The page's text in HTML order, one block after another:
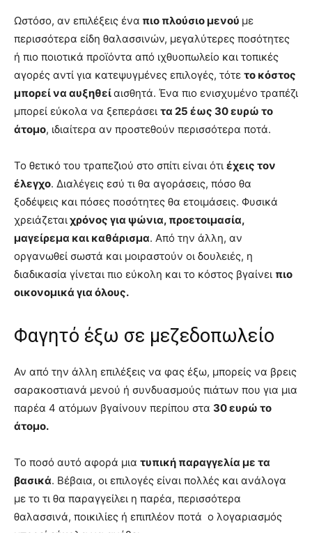
Ωστόσο, αν επιλέξεις ένα πιο πλούσιο μενού με
περισσότερα είδη θαλασσινών, μεγαλύτερες ποσότητες
ή πιο ποιοτικά προϊόντα από ιχθυοπωλείο και τοπικές
αγορές αντί για κατεψυγμένες επιλογές, τότε το κόστος
μπορεί να αυξηθείαισθητά. Ένα πιο ενισχυμένο τραπέζι
μπορεί εύκολα να ξεπεράσει τα 25 έως 30 ευρώ το
άτομο, ιδιαίτερα αν προστεθούν περισσότερα ποτά.
Το θετικό του τραπεζιού στο σπίτι είναι ότι έχεις τον
έλεγχο. Διαλέγεις εσύ τι θα αγοράσεις, πόσο θα
ξοδέψεις και πόσες ποσότητες θα ετοιμάσεις. Φυσικά
χρειάζεταιχρόνος για ψώνια, προετοιμασία,
μαγείρεμα και καθάρισμα. Από την άλλη, αν
οργανωθεί σωστά και μοιραστούν οι δουλειές, η
διαδικασία γίνεται πιο εύκολη και το κόστος βγαίνει πιο
οικονομικά για όλους.
Φαγητό έξω σε μεζεδοπωλείο
Αν από την άλλη επιλέξεις να φας έξω, μπορείς να βρεις
σαρακοστιανά μενού ή συνδυασμούς πιάτων που για μια
παρέα 4 ατόμων βγαίνουν περίπου στα 30 ευρώ το
άτομο.
Το ποσό αυτό αφορά μια τυπική παραγγελία με τα
βασικά. Βέβαια, οι επιλογές είναι πολλές και ανάλογα
με το τι θα παραγγείλει η παρέα, περισσότερα
θαλασσινά, ποικιλίες ή επιπλέον ποτά ο λογαριασμός